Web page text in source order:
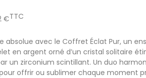
€TTC
absolue avec le Coffret Éclat Pur, un
en argent orné d’un cristal solitaire
un zirconium scintillant. Un duo
offrir ou sublimer chaque moment